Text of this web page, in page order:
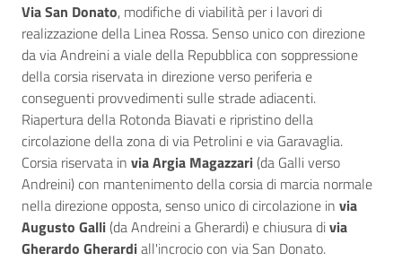
Via San Donato, modifiche di viabilità per i lavori di
realizzazione della Linea Rossa. Senso unico con direzione
da via Andreini a viale della Repubblica con soppressione
della corsia riservata in direzione verso periferia e
conseguenti provvedimenti sulle strade adiacenti.
Riapertura della Rotonda Biavati e ripristino della
circolazione della zona di via Petrolini e via Garavaglia.
Corsia riservata in via Argia Magazzari (da Galli verso
Andreini) con mantenimento della corsia di marcia normale
nella direzione opposta, senso unico di circolazione in via
Augusto Galli (da Andreini a Gherardi) e chiusura divia
Gherardo Gherardiall'incrocio con via San Donato.